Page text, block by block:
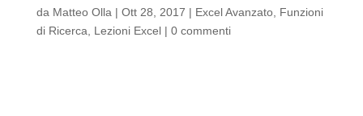
da Matteo Olla | Ott 28, 2017 | Excel Avanzato, Funzioni
di Ricerca
Lezioni Excel| 0 commenti